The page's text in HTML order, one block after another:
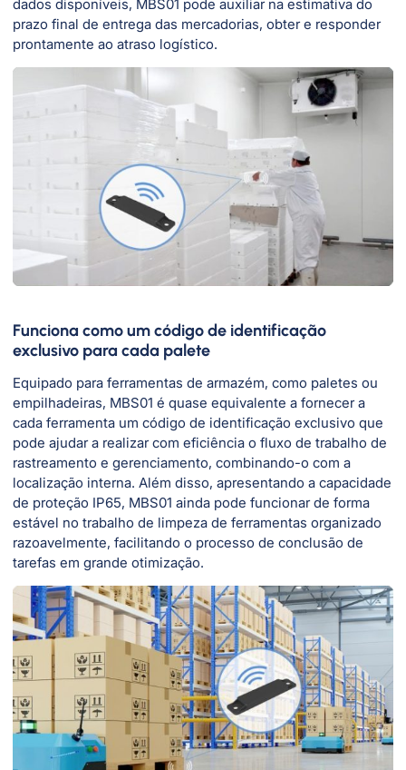
dados disponíveis, MBS01 pode auxiliar na estimativa do
prazo final de entrega das mercadorias, obter e responder
prontamente ao atraso logístico.
Funciona como um código de identificação
exclusivo para cada palete
Equipado para ferramentas de armazém, como paletes ou
empilhadeiras, MBS01 é quase equivalente a fornecer a
cada ferramenta um código de identificação exclusivo que
pode ajudar a realizar com eficiência o fluxo de trabalho de
rastreamento e gerenciamento, combinando-o com a
localização interna. Além disso, apresentando a capacidade
de proteção IP65, MBS01 ainda pode funcionar de forma
estável no trabalho de limpeza de ferramentas organizado
razoavelmente, facilitando o processo de conclusão de
tarefas em grande otimização.